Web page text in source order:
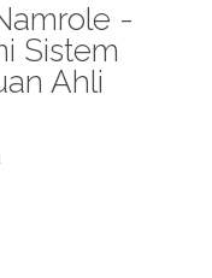
-
Sistem
Ahli